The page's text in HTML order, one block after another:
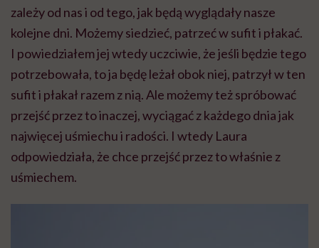
zależy od nas i od tego, jak będą wyglądały nasze
kolejne dni. Możemy siedzieć, patrzeć w sufit i płakać.
I powiedziałem jej wtedy uczciwie, że jeśli będzie tego
potrzebowała, to ja będę leżał obok niej, patrzył w ten
sufit i płakał razem z nią. Ale możemy też spróbować
przejść przez to inaczej, wyciągać z każdego dnia jak
najwięcej uśmiechu i radości. I wtedy Laura
odpowiedziała, że chce przejść przez to właśnie z
uśmiechem.